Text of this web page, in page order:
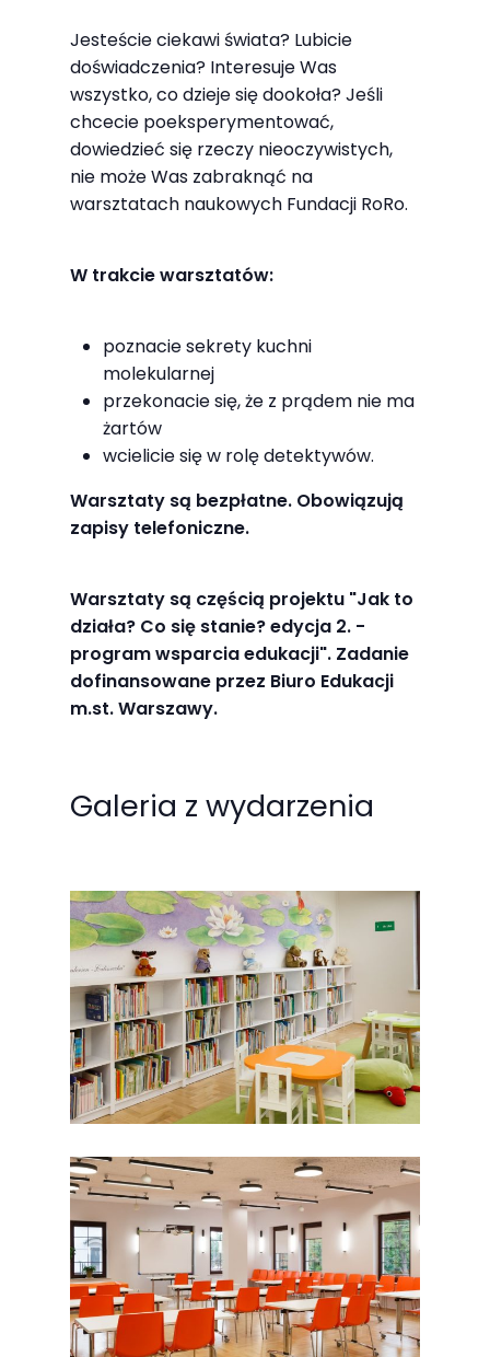
Jesteście ciekawi świata? Lubicie
doświadczenia? Interesuje Was
wszystko, co dzieje się dookoła? Jeśli
chcecie poeksperymentować,
dowiedzieć się rzeczy nieoczywistych,
nie może Was zabraknąć na
warsztatach naukowych Fundacji RoRo.
W trakcie warsztatów:
poznacie sekrety kuchni
molekularnej
przekonacie się, że z prądem nie ma
żartów
wcielicie się w rolę detektywów.
Warsztaty są bezpłatne. Obowiązują
zapisy telefoniczne.
Warsztaty są częścią projektu "Jak to
działa? Co się stanie? edycja 2. -
program wsparcia edukacji". Zadanie
dofinansowane przez Biuro Edukacji
m.st. Warszawy.
Galeria z wydarzenia
te pliki cookie,
niektóre funkcje
znikną ze strony
internetowej.
Marketing
swoje
podczas
odwiedzania naszej
strony, zwiększasz
szansę na
spersonalizowanych
treści i ofert.